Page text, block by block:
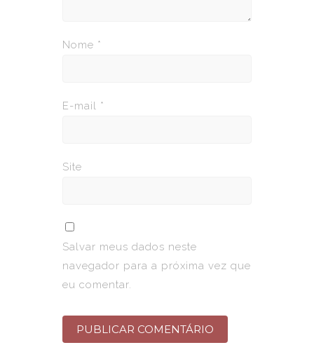
Nome *
E-mail *
Site
Salvar meus dados neste
navegador para a próxima vez que
eu comentar.